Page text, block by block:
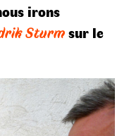
irons
Sturmsur le